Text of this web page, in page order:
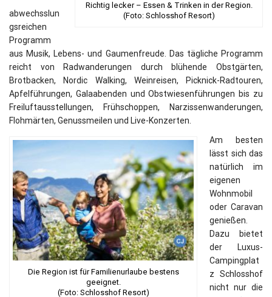
Richtig lecker – Essen & Trinken in der Region.
(Foto: Schlosshof Resort)
abwechsslun
gsreichen
Programm
aus Musik, Lebens- und Gaumenfreude. Das tägliche Programm
reicht von Radwanderungen durch blühende Obstgärten,
Brotbacken, Nordic Walking, Weinreisen, Picknick-Radtouren,
Apfelführungen, Galaabenden und Obstwiesenführungen bis zu
Freiluftausstellungen, Frühschoppen, Narzissenwanderungen,
Flohmärten, Genussmeilen und Live-Konzerten.
Die Region ist für Familienurlaube bestens
geeignet.
(Foto: Schlosshof Resort)
Am besten
lässt sich das
natürlich im
eigenen
Wohnmobil
oder Caravan
genießen.
Dazu bietet
der Luxus-
Campingplat
z Schlosshof
nicht nur die